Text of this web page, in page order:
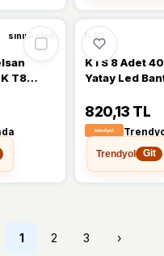
sınırlı stok
T8
KTS
KTS 8 Adet
Yatay Led
Led Armatür
820,13 TL
Trendyol
Git
1 2 3 ›